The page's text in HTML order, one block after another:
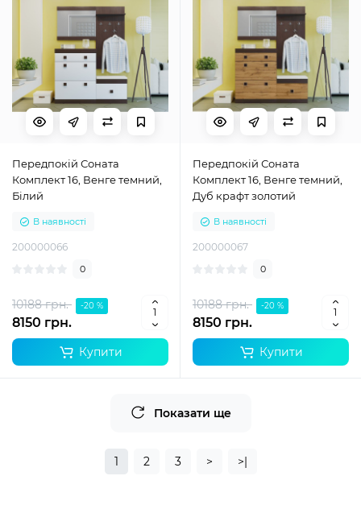
Передпокій Соната
Комплект 16, Венге темний,
Білий
В наявності
200000066
0
10188 грн. -20 %
8150 грн.
Купити
Передпокій Соната
Комплект 16, Венге темний,
Дуб крафт золотий
В наявності
200000067
0
10188 грн. -20 %
8150 грн.
Купити
Показати ще
1 2 3 > >|